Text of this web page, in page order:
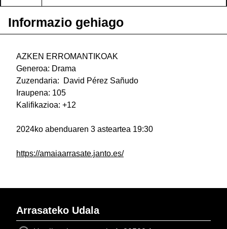
Informazio gehiago
AZKEN ERROMANTIKOAK
Generoa: Drama
Zuzendaria: David Pérez Sañudo
Iraupena: 105
Kalifikazioa: +12
2024ko abenduaren 3 asteartea 19:30
https://amaiaarrasate.janto.es/
Arrasateko Udala